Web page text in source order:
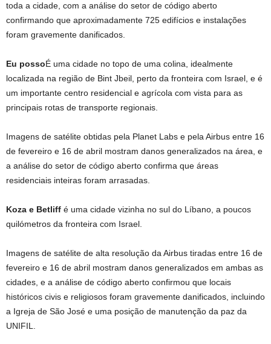
toda a cidade, com a análise do setor de código aberto
confirmando que aproximadamente 725 edifícios e instalações
foram gravemente danificados.
Eu possoÉ uma cidade no topo de uma colina, idealmente
localizada na região de Bint Jbeil, perto da fronteira com Israel, e é
um importante centro residencial e agrícola com vista para as
principais rotas de transporte regionais.
Imagens de satélite obtidas pela Planet Labs e pela Airbus entre 16
de fevereiro e 16 de abril mostram danos generalizados na área, e
a análise do setor de código aberto confirma que áreas
residenciais inteiras foram arrasadas.
Koza e Betliff é uma cidade vizinha no sul do Líbano, a poucos
quilómetros da fronteira com Israel.
Imagens de satélite de alta resolução da Airbus tiradas entre 16 de
fevereiro e 16 de abril mostram danos generalizados em ambas as
cidades, e a análise de código aberto confirmou que locais
históricos civis e religiosos foram gravemente danificados, incluindo
a Igreja de São José e uma posição de manutenção da paz da
UNIFIL.